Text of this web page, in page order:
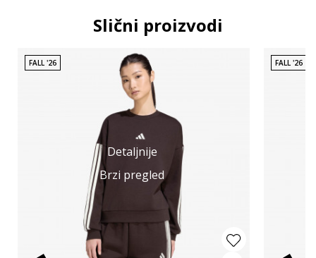
Slični proizvodi
Detaljnije
Brzi pregled
FALL '26 FALL '26